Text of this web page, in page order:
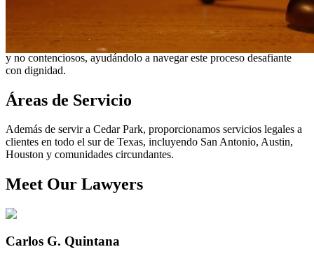
Pasar por un divorcio es una de las experiencias más difíciles que
puede enfrentar. Nuestros abogados de divorcio brindan
representación compasiva pero agresiva para proteger sus derechos,
bienes y relaciones con sus hijos. Manejamos divorcios contenciosos
y no contenciosos, ayudándolo a navegar este proceso desafiante
con dignidad.
Áreas de Servicio
Además de servir a Cedar Park, proporcionamos servicios legales a
clientes en todo el sur de Texas, incluyendo San Antonio, Austin,
Houston y comunidades circundantes.
Meet Our Lawyers
Carlos G. Quintana